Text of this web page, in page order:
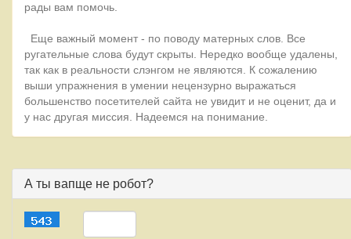
рады вам помочь.
Еще важный момент - по поводу матерных слов. Все
ругательные слова будут скрыты. Нередко вообще удалены,
так как в реальности слэнгом не являются. К сожалению
выши упражнения в умении нецензурно выражаться
большенство посетителей сайта не увидит и не оценит, да и
у нас другая миссия. Надеемся на понимание.
А ты вапще не робот?